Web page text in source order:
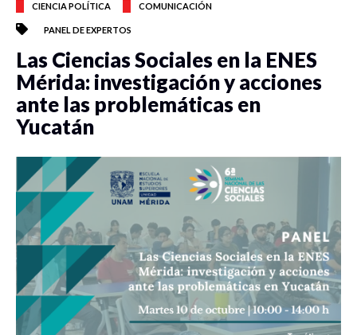
CIENCIA POLÍTICA
COMUNICACIÓN
PANEL DE EXPERTOS
Las Ciencias Sociales en la ENES
Mérida: investigación y acciones
ante las problemáticas en
Yucatán